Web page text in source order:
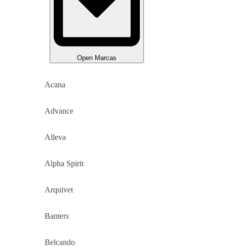
Open Marcas
Acana
Advance
Alleva
Alpha Spirit
Arquivet
Banters
Belcando